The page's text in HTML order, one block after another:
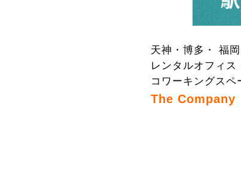
天神・博多・ 福
レンタルオフィス
コワーキングスペ
The Company